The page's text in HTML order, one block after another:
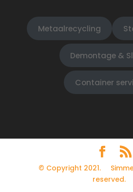
Metaalrecycling
Demontage &
Container
© Copyright 2021.
reserved.